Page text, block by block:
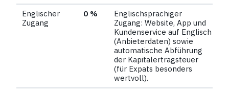
Englischer
Zugang
0 %
Englischsprachiger
Zugang: Website, App und
Kundenservice auf Englisch
(Anbieterdaten) sowie
automatische Abführung
der Kapitalertragsteuer
(für Expats besonders
wertvoll).